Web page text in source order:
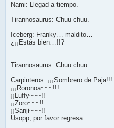
Nami: Llegad a tiempo.
Tirannosaurus: Chuu chuu.
Iceberg: Franky… maldito…
¿¡¡Estás bien…!!?
…
Tirannosaurus: Chuu chuu.
Carpinteros: ¡¡¡Sombrero de Paja!!!
¡¡¡Roronoa~~~!!!
¡¡Luffy~~~!!
¡¡Zoro~~~!!
¡¡Sanji~~~!!
Usopp, por favor regresa.